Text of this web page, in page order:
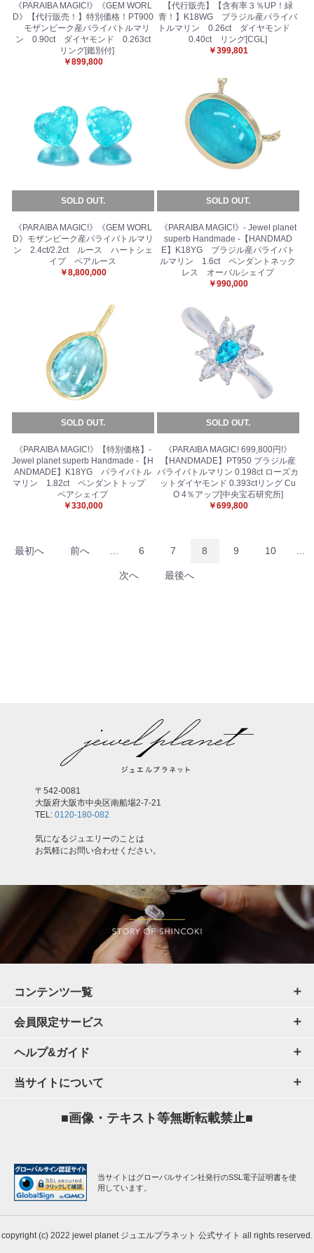
《PARAIBA MAGIC!》《GEM WORL
D》【代行販売！】特別価格！PT900
モザンビーク産パライバトルマリ
ン 0.90ct ダイヤモンド 0.263ct
リング[鑑別付]
￥899,800
【代行販売】【含有率３％UP！緑
青！】K18WG ブラジル産パライバ
トルマリン 0.26ct ダイヤモンド
0.40ct リング[CGL]
￥399,801
SOLD OUT.
《PARAIBA MAGIC!》《GEM WORL
D》モザンビーク産パライバトルマリ
ン 2.4ct/2.2ct ルース ハートシェ
イプ ペアルース
￥8,800,000
SOLD OUT.
《PARAIBA MAGIC!》- Jewel planet
superb Handmade -【HANDMAD
E】K18YG ブラジル産パライバト
ルマリン 1.6ct ペンダントネック
レス オーバルシェイプ
￥990,000
SOLD OUT.
《PARAIBA MAGIC!》【特別価格】-
Jewel planet superb Handmade -【H
ANDMADE】K18YG パライバトル
マリン 1.82ct ペンダントトップ
ペアシェイプ
￥330,000
SOLD OUT.
《PARAIBA MAGIC! 699,800円!》
【HANDMADE】PT950 ブラジル産
パライバトルマリン 0.198ct ローズカ
ットダイヤモンド 0.393ctリング Cu
O 4％アップ[中央宝石研究所]
￥699,800
最初へ 前へ ... 6 7 8 9 10 ...
次へ 最後へ
〒542-0081
大阪府大阪市中央区南船場2-7-21
TEL: 0120-180-082
気になるジュエリーのことは
お気軽にお問い合わせください。
コンテンツ一覧
会員限定サービス
ヘルプ&ガイド
当サイトについて
■画像・テキスト等無断転載禁止■
当サイトはグローバルサイン社発行のSSL電子証明書を使
用しています。
copyright (c) 2022 jewel planet ジュエルプラネット 公式サイト all rights reserved.